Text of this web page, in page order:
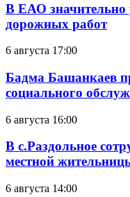
В ЕАО
дорожных работ
6 августа 17:00
Бадма Башанкаев
социального
6 августа 16:00
В с.Раздольное
местной
6 августа 14:00